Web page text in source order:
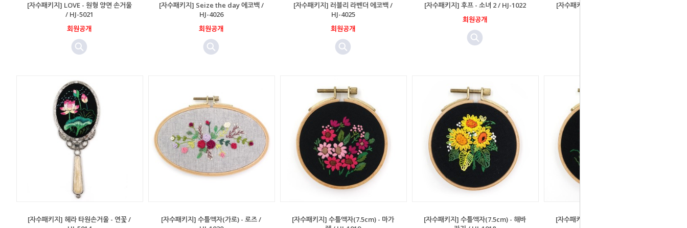
[자수패키지] LOVE - 원형 양면 손거울
/ HJ-5021
회원공개
[자수패키지] Seize the day 에코백 /
HJ-4026
회원공개
[자수패키지] 러블리 라벤더 에코백 /
HJ-4025
회원공개
[자수패키지] 후프 - 소녀 2 / HJ-1022
회원공개
[자수패키지] 후프 - 소녀 1 / HJ-1021
[자수패키지] 헤라 타원손거울 - 연꽃 /
[자수패키지] 수틀액자(가로) - 로즈 /
[자수패키지] 수틀액자(7.5cm) - 마가
[자수패키지] 수틀액자(7.5cm) - 해바
[자수패키지] 수틀액자(7.5cm) - 연꽃